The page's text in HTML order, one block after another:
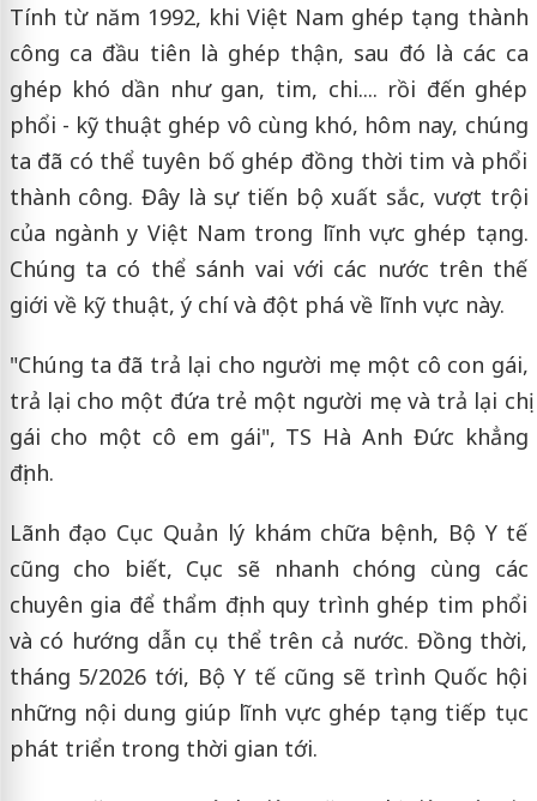
Tính từ năm 1992, khi Việt Nam ghép tạng thành
công ca đầu tiên là ghép thận, sau đó là các ca
ghép khó dần như gan, tim, chi.... rồi đến ghép
phổi - kỹ thuật ghép vô cùng khó, hôm nay, chúng
ta đã có thể tuyên bố ghép đồng thời tim và phổi
thành công. Đây là sự tiến bộ xuất sắc, vượt trội
của ngành y Việt Nam trong lĩnh vực ghép tạng.
Chúng ta có thể sánh vai với các nước trên thế
giới về kỹ thuật, ý chí và đột phá về lĩnh vực này.
"Chúng ta đã trả lại cho người mẹ một cô con gái,
trả lại cho một đứa trẻ một người mẹ và trả lại chị
gái cho một cô em gái", TS Hà Anh Đức khẳng
định.
Lãnh đạo Cục Quản lý khám chữa bệnh, Bộ Y tế
cũng cho biết, Cục sẽ nhanh chóng cùng các
chuyên gia để thẩm định quy trình ghép tim phổi
và có hướng dẫn cụ thể trên cả nước. Đồng thời,
tháng 5/2026 tới, Bộ Y tế cũng sẽ trình Quốc hội
những nội dung giúp lĩnh vực ghép tạng tiếp tục
phát triển trong thời gian tới.